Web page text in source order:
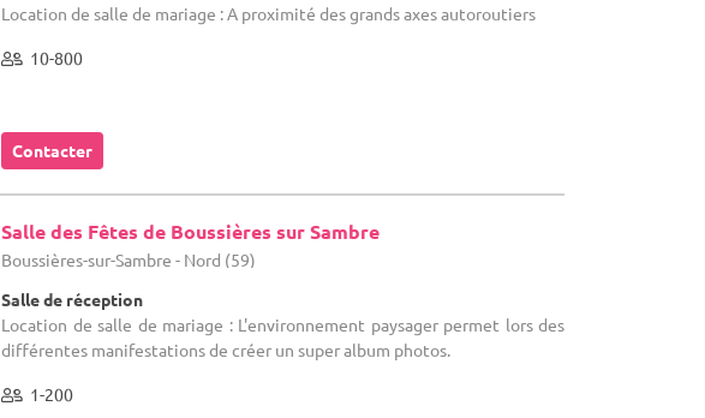
Location de salle de mariage : A proximité des grands axes autoroutiers
10-800
Contacter
Salle des Fêtes de Boussières sur Sambre
Boussières-sur-Sambre - Nord (59)
Salle de réception
Location de salle de mariage : L'environnement paysager permet lors des
différentes manifestations de créer un super album photos.
1-200